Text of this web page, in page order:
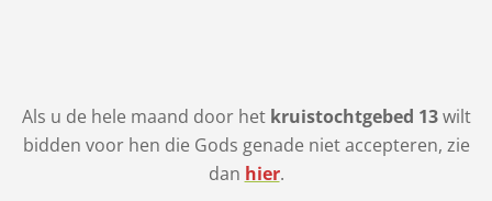
Als u de hele maand door het kruistochtgebed 13wilt
bidden voor hen die Gods genade niet accepteren, zie
dan hier.